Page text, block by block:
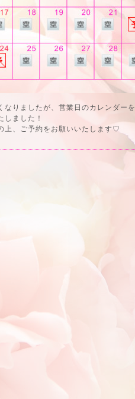
なりましたが、営業日のカレンダーを
しました！
上、ご予約をお願いいたします♡